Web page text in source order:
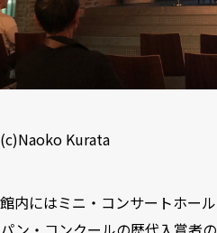
(c)Naoko Kurata
館内にはミニ・コンサートホー